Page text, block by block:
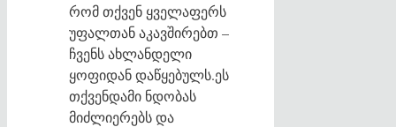
რომ თქვენ ყველაფერს
უფალთან აკავშირებთ –
ჩვენს ახლანდელი
ყოფიდან დაწყებულს.ეს
თქვენდამი ნდობას
მიძლიერებს და